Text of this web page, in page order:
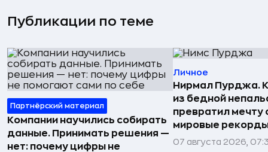
Публикации по теме
Партнёрский материал
Компании научились собирать
данные. Принимать решения —
нет: почему цифры не
Личное
Нирмал Пурджа.
из бедной
превратил мечту
мировые рекорды
07 августа 2026,